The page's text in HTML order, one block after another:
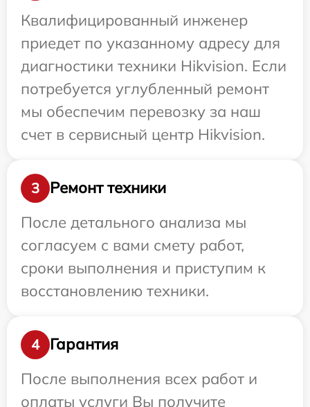
Квалифицированный инженер
приедет по указанному адресу для
диагностики техники Hikvision. Если
потребуется углубленный ремонт
мы обеспечим перевозку за наш
счет в сервисный центр Hikvision.
3
Ремонт техники
После детального анализа мы
согласуем с вами смету работ,
сроки выполнения и приступим к
восстановлению техники.
4
Гарантия
После выполнения всех работ и
оплаты услуги Вы получите